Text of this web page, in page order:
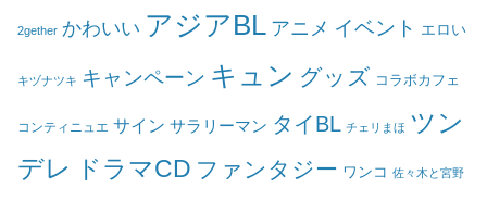
2gether かわいい アジアBL アニメ イベント エロい
キヅナツキ キャンペーン キュン グッズ コラボカフェ
コンティニュエ サイン サラリーマン タイBL チェリまほ ツン
デレ ドラマCD ファンタジー ワンコ 佐々木と宮野